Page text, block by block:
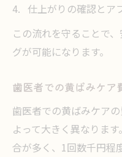
仕上がりの確認とア
この流れを守ることで
グが可能になります。
歯医者での黄ばみケア
歯医者での黄ばみケア
よって大きく異なりま
合が多く、1回数千円程